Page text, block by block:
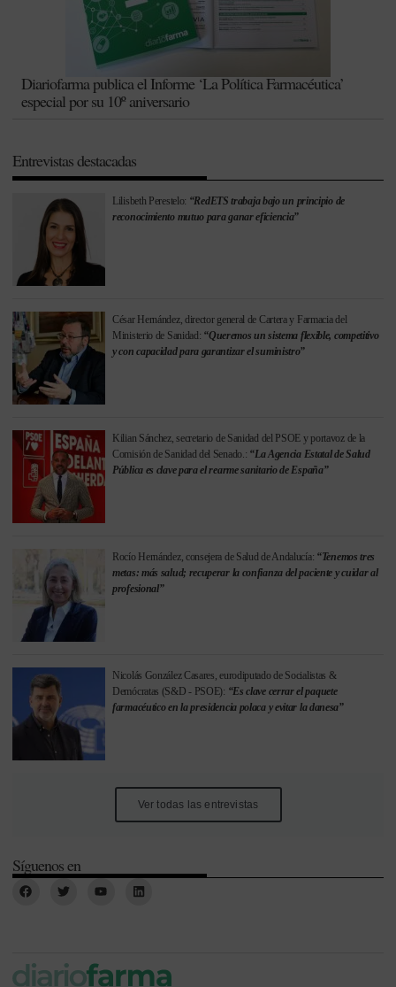
Diariofarma publica el Informe ‘La Política Farmacéutica’
especial por su 10º aniversario
Entrevistas destacadas
Lilisbeth Perestelo: “RedETS trabaja bajo un principio de
reconocimiento mutuo para ganar eficiencia”
César Hernández, director general de Cartera y Farmacia del
Ministerio de Sanidad: “Queremos un sistema flexible, competitivo
y con capacidad para garantizar el suministro”
Kilian Sánchez, secretario de Sanidad del PSOE y portavoz de la
Comisión de Sanidad del Senado.: “La Agencia Estatal de Salud
Pública es clave para el rearme sanitario de España”
Rocío Hernández, consejera de Salud de Andalucía: “Tenemos tres
metas: más salud; recuperar la confianza del paciente y cuidar al
profesional”
Nicolás González Casares, eurodiputado de Socialistas &
Demócratas (S&D - PSOE): “Es clave cerrar el paquete
farmacéutico en la presidencia polaca y evitar la danesa”
Ver todas las entrevistas
Síguenos en